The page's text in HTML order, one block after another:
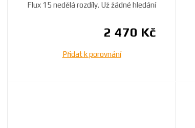
Flux 15 nedělá rozdíly. Už žádné hledání
2 470 Kč
Přidat k porovnání